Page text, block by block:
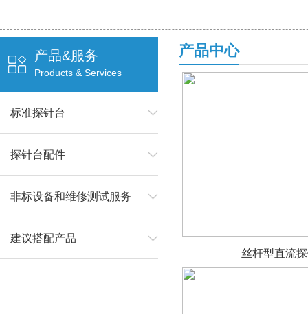
产品&服务
Products & Services
标准探针台
探针台配件
非标设备和维修测试服务
建议搭配产品
产品中心
丝杆型直流